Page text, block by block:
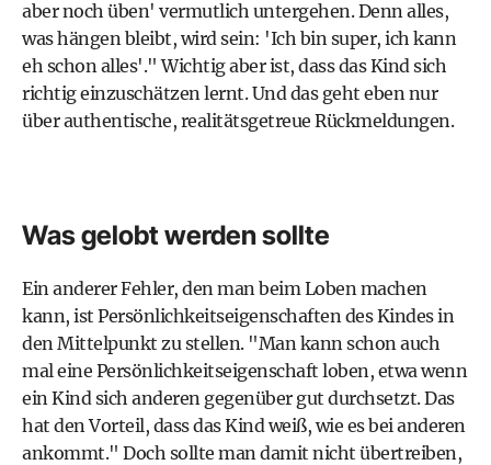
aber noch üben' vermutlich untergehen. Denn alles,
was hängen bleibt, wird sein: 'Ich bin super, ich kann
eh schon alles'." Wichtig aber ist, dass das Kind sich
richtig einzuschätzen lernt. Und das geht eben nur
über authentische, realitätsgetreue Rückmeldungen.
Was gelobt werden sollte
Ein anderer Fehler, den man beim Loben machen
kann, ist Persönlichkeitseigenschaften des Kindes in
den Mittelpunkt zu stellen. "Man kann schon auch
mal eine Persönlichkeitseigenschaft loben, etwa wenn
ein Kind sich anderen gegenüber gut durchsetzt. Das
hat den Vorteil, dass das Kind weiß, wie es bei anderen
ankommt." Doch sollte man damit nicht übertreiben,